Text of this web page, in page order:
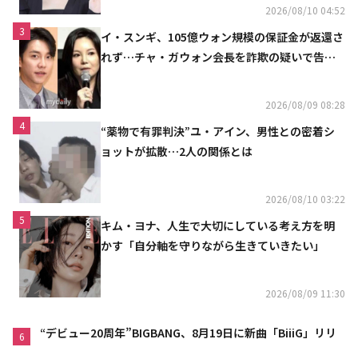
2026/08/10 04:52
3
イ・スンギ、105億ウォン規模の保証金が返還さ
れず…チャ・ガウォン会長を詐欺の疑いで告訴
2026/08/09 08:28
4
“薬物で有罪判決”ユ・アイン、男性との密着シ
ョットが拡散…2人の関係とは
2026/08/10 03:22
5
キム・ヨナ、人生で大切にしている考え方を明
かす「自分軸を守りながら生きていきたい」
2026/08/09 11:30
6
“デビュー20周年”BIGBANG、8月19日に新曲「BiiiG」リリ